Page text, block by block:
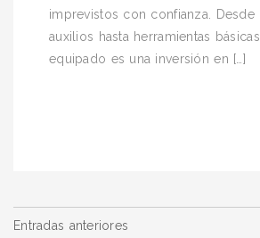
imprevistos con confianza. Desde
auxilios hasta herramientas
equipado es una inversión en […]
Navegación
Entradas anteriores